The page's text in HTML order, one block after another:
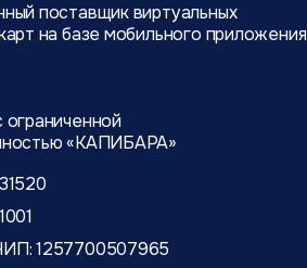
поставщик виртуальных
на базе мобильного приложения
«КАПИБАРА»
1257700507965